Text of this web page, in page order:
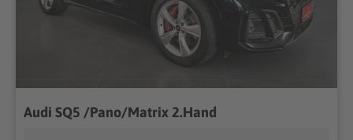
Audi SQ5 /Pano/Matrix 2.Hand